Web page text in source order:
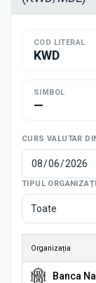
COD LITERAL
KWD
SIMBOL
—
CURS VALUTAR
TIPUL
Toate
Organizația
Banca